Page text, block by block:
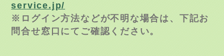
service.jp/
※ログイン方法などが不明な場合は、下記お
問合せ窓口にてご確認ください。